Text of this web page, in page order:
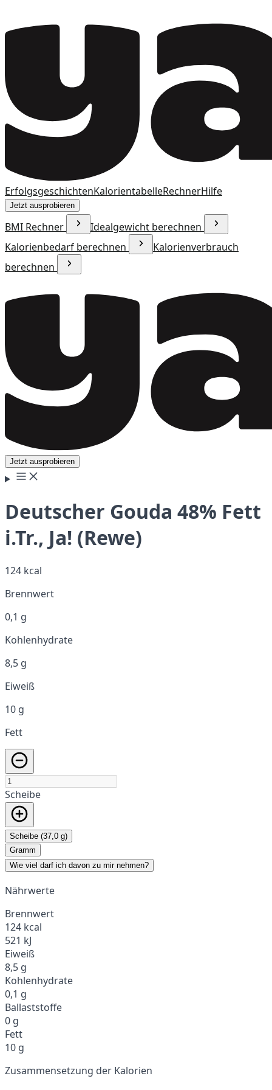
ErfolgsgeschichtenKalorientabelleRechnerHilfe
Jetzt ausprobieren
BMI Rechner
Idealgewicht berechnen
Kalorienbedarf berechnen
Kalorienverbrauch
berechnen
Jetzt ausprobieren
Deutscher Gouda 48% Fett
i.Tr., Ja! (Rewe)
124 kcal
Brennwert
0,1 g
Kohlenhydrate
8,5 g
Eiweiß
10 g
Fett
Scheibe
Scheibe (37,0 g)
Gramm
Wie viel darf ich davon zu mir nehmen?
Nährwerte
Brennwert
124 kcal
521 kJ
Eiweiß
8,5 g
Kohlenhydrate
0,1 g
Ballaststoffe
0 g
Fett
10 g
Zusammensetzung der Kalorien